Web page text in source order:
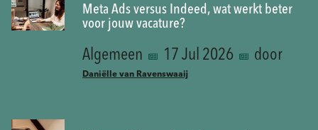
Meta Ads versus Indeed, wat werkt beter
voor jouw vacature?
Algemeen 17 Jul 2026 door
Daniëlle van Ravenswaaij